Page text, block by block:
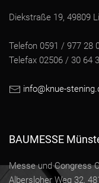
Diekstraße 19, 49809
Telefon 0591 / 977 28
Telefax 02506 / 30 64
info@knue-
BAUMESSE
Messe und Congress
Albersloher Weg 32,